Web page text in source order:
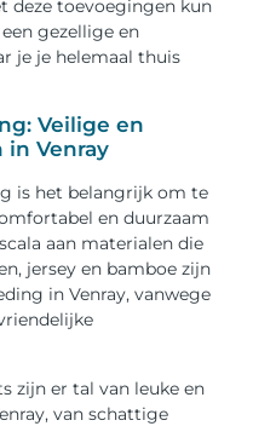
deze toevoegingen kun
gezellige en
je je helemaal thuis
Veilige en
Venray
is het belangrijk om te
en duurzaam
aan materialen die
jersey en bamboe zijn
in Venray, vanwege
zijn er tal van leuke en
van schattige